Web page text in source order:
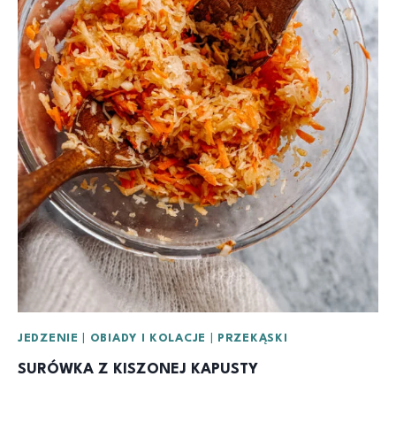
JEDZENIE OBIADY I KOLACJE PRZEKĄSKI
SURÓWKA Z KISZONEJ KAPUSTY